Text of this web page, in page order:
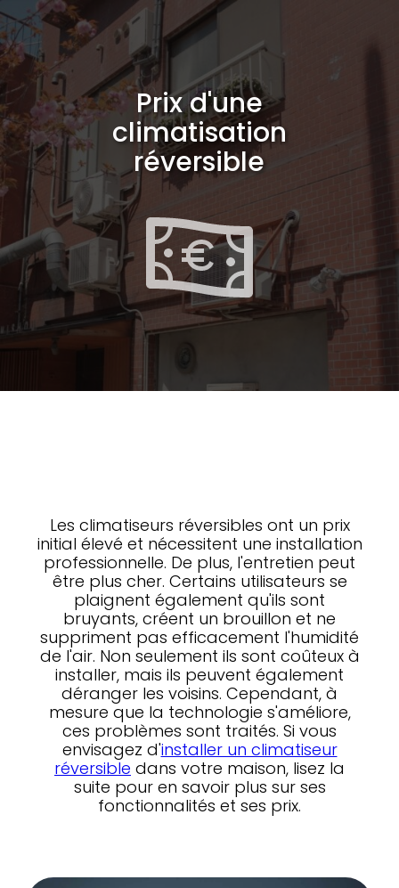
Prix d'une
climatisation
réversible
Les climatiseurs réversibles ont un prix
initial élevé et nécessitent une installation
professionnelle. De plus, l'entretien peut
être plus cher. Certains utilisateurs se
plaignent également qu'ils sont
bruyants, créent un brouillon et ne
suppriment pas efficacement l'humidité
de l'air. Non seulement ils sont coûteux à
installer, mais ils peuvent également
déranger les voisins. Cependant, à
mesure que la technologie s'améliore,
ces problèmes sont traités. Si vous
envisagez d'installer un climatiseur
réversible dans votre maison, lisez la
suite pour en savoir plus sur ses
fonctionnalités et ses prix.